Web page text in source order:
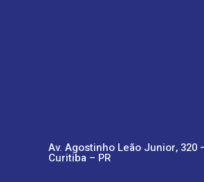
Av. Agostinho Leão Junior, 320
Curitiba – PR